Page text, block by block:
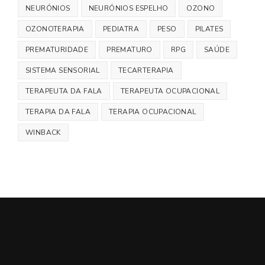
NEURÓNIOS NEURÓNIOS ESPELHO OZONO
OZONOTERAPIA PEDIATRA PESO PILATES
PREMATURIDADE PREMATURO RPG SAÚDE
SISTEMA SENSORIAL TECARTERAPIA
TERAPEUTA DA FALA TERAPEUTA OCUPACIONAL
TERAPIA DA FALA TERAPIA OCUPACIONAL
WINBACK